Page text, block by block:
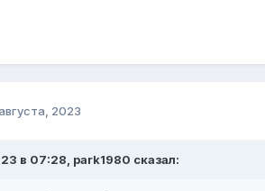
2023
в 07:28, park1980 сказал: